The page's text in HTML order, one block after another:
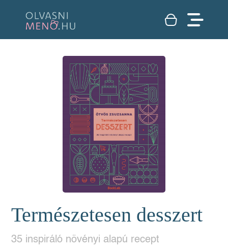
Természetesen desszert
35 inspiráló növényi alapú recept